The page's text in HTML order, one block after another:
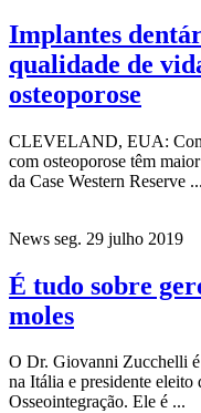
Implantes
qualidade de
osteoporose
CLEVELAND, EUA: Com
com osteoporose têm
da Case Western Reserve ...
News seg. 29 julho 2019
É tudo sobre
moles
O Dr. Giovanni Zucchelli
na Itália e presidente eleito
Osseointegração. Ele é ...